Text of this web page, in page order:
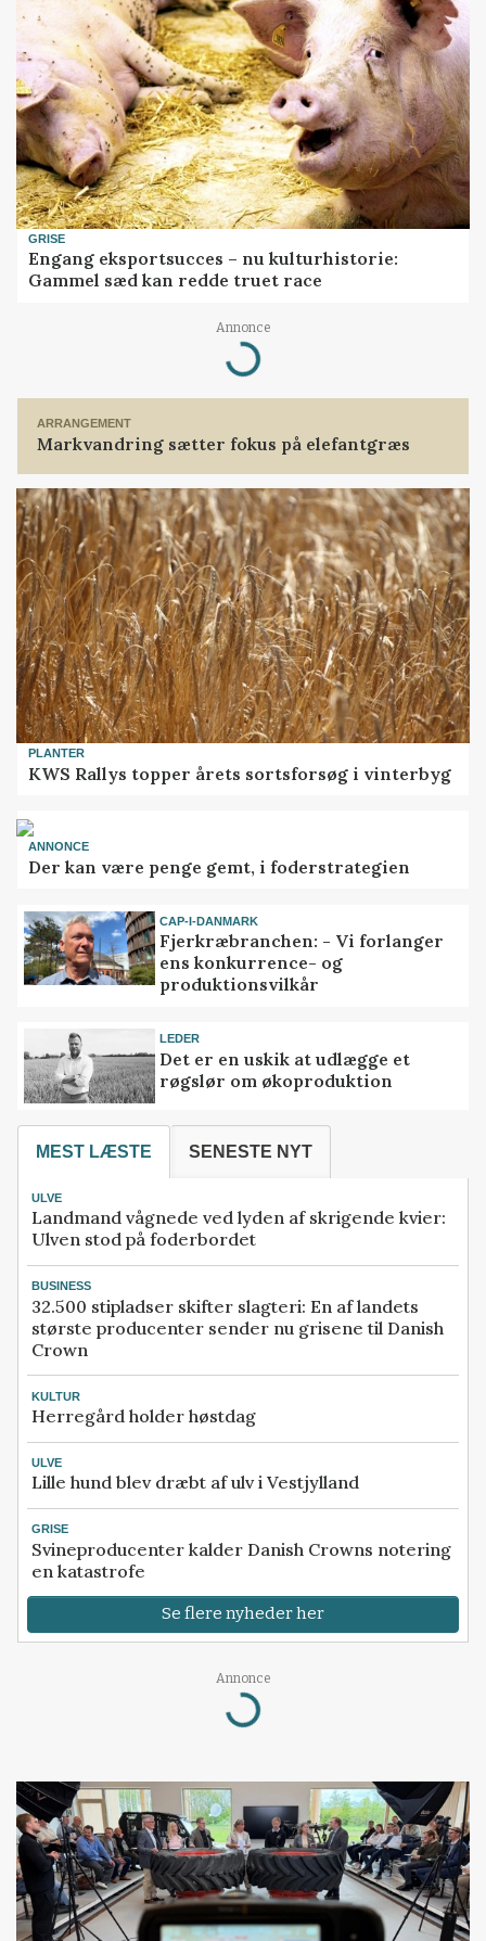
GRISE
Engang eksportsucces – nu kulturhistorie:
Gammel sæd kan redde truet race
Annonce
Loading...
ARRANGEMENT
Markvandring sætter fokus på elefantgræs
PLANTER
KWS Rallys topper årets sortsforsøg i vinterbyg
ANNONCE
Der kan være penge gemt, i foderstrategien
CAP-I-DANMARK
Fjerkræbranchen: - Vi forlanger
ens konkurrence- og
produktionsvilkår
LEDER
Det er en uskik at udlægge et
røgslør om økoproduktion
MEST LÆSTE SENESTE NYT
ULVE
Landmand vågnede ved lyden af skrigende kvier:
Ulven stod på foderbordet
BUSINESS
32.500 stipladser skifter slagteri: En af landets
største producenter sender nu grisene til Danish
Crown
KULTUR
Herregård holder høstdag
ULVE
Lille hund blev dræbt af ulv i Vestjylland
GRISE
Svineproducenter kalder Danish Crowns notering
en katastrofe
Se flere nyheder her
Annonce
Loading...